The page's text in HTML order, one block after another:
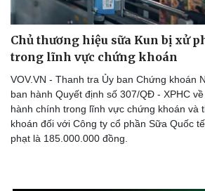
Chủ thương hiệu sữa Kun bị xử
trong lĩnh vực chứng khoán
VOV.VN - Thanh tra Ủy ban Chứng khoán
ban hành Quyết định số 307/QĐ - XPHC
hành chính trong lĩnh vực chứng khoán và
khoán đối với Công ty cổ phần Sữa Quốc
phạt là 185.000.000 đồng.